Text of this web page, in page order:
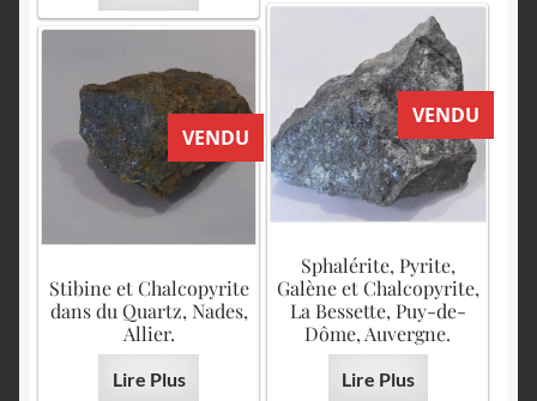
VENDU
Sphalérite, Pyrite,
Galène et Chalcopyrite,
La Bessette, Puy-de-
Dôme, Auvergne.
Lire Plus
VENDU
Stibine et Chalcopyrite
dans du Quartz, Nades,
Allier.
Lire Plus